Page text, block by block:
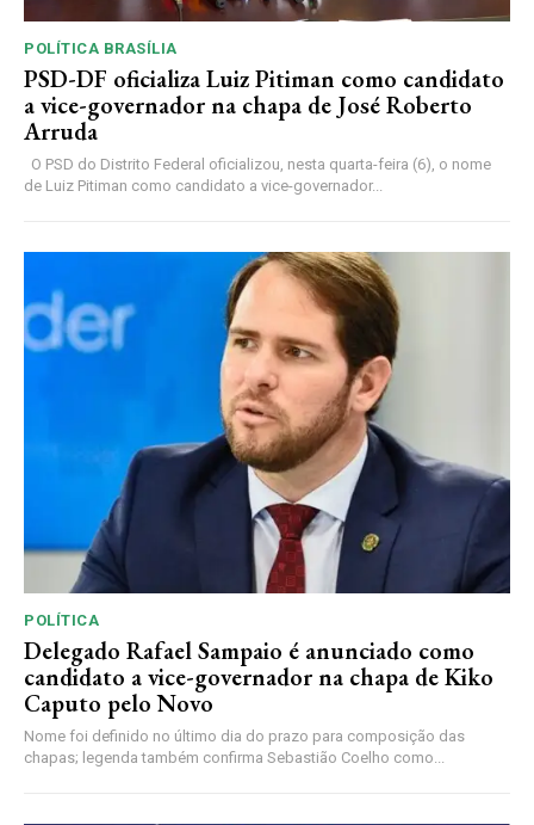
POLÍTICA BRASÍLIA
PSD-DF oficializa Luiz Pitiman como candidato
a vice-governador na chapa de José Roberto
Arruda
de Luiz Pitiman como candidato a vice-governador...
POLÍTICA
Delegado Rafael Sampaio é anunciado como
candidato a vice-governador na chapa de Kiko
Caputo pelo Novo
Nome foi definido no último dia do prazo para composição das
chapas; legenda também confirma Sebastião Coelho como...